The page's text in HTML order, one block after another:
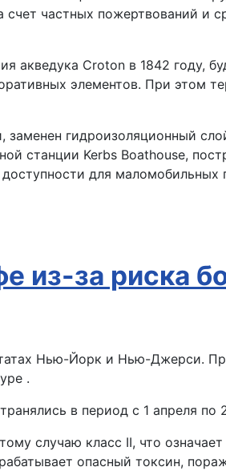
частных пожертвований и
акведука Croton в 1842 году,
элементов. При этом
заменен гидроизоляционный
станции Kerbs Boathouse,
для маломобильных
из-за риска
Нью-Йорк и Нью-Джерси.
.
в период с 1 апреля по
случаю класс II, что означает
опасный токсин,